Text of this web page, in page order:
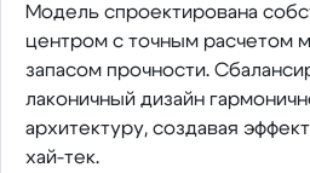
Модель спроектирована
центром с точным расчетом
запасом прочности.
лаконичный дизайн
архитектуру, создавая
хай-тек.